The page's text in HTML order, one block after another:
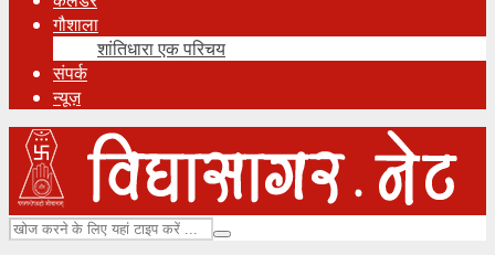
गौशाला
शांतिधारा एक परिचय
संपर्क
न्यूज़